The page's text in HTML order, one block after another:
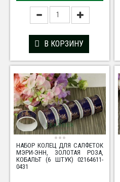
В КОРЗИНУ
НАБОР КОЛЕЦ ДЛЯ САЛФЕТОК
МЭРИ-ЭНН, ЗОЛОТАЯ РОЗА,
КОБАЛЬТ (6 ШТУК) 02164611-
0431